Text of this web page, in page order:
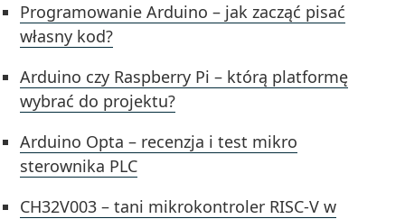
Programowanie Arduino – jak zacząć pisać
własny kod?
Arduino czy Raspberry Pi – którą platformę
wybrać do projektu?
Arduino Opta – recenzja i test mikro
sterownika PLC
CH32V003 – tani mikrokontroler RISC-V w